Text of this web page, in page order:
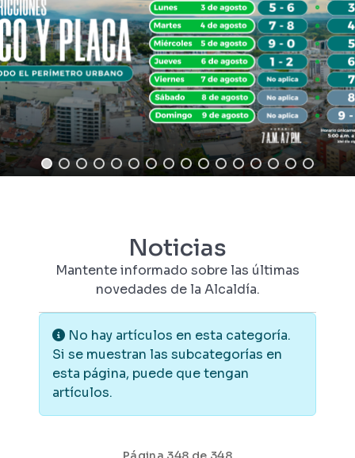
Noticias
Mantente informado sobre las últimas
novedades de la Alcaldía.
Información
No hay artículos en esta categoría.
Si se muestran las subcategorías en
esta página, puede que tengan
artículos.